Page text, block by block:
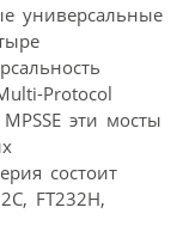
универсальные
Protocol
эти мосты
состоит
FT232Н,